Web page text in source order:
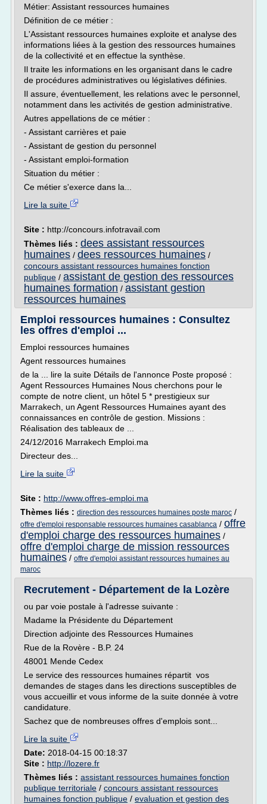
Métier: Assistant ressources humaines
Définition de ce métier :
L'Assistant ressources humaines exploite et analyse des
informations liées à la gestion des ressources humaines
de la collectivité et en effectue la synthèse.
Il traite les informations en les organisant dans le cadre
de procédures administratives ou législatives définies.
Il assure, éventuellement, les relations avec le personnel,
notamment dans les activités de gestion administrative.
Autres appellations de ce métier :
- Assistant carrières et paie
- Assistant de gestion du personnel
- Assistant emploi-formation
Situation du métier :
Ce métier s'exerce dans la...
Lire la suite
Site : http://concours.infotravail.com
Thèmes liés : dees assistant ressources
humaines / dees ressources humaines /
concours assistant ressources humaines fonction
publique / assistant de gestion des ressources
humaines formation / assistant gestion
ressources humaines
Emploi ressources humaines : Consultez
les offres d'emploi ...
Emploi ressources humaines
Agent ressources humaines
de la ... lire la suite Détails de l'annonce Poste proposé :
Agent Ressources Humaines Nous cherchons pour le
compte de notre client, un hôtel 5 * prestigieux sur
Marrakech, un Agent Ressources Humaines ayant des
connaissances en contrôle de gestion. Missions :
Réalisation des tableaux de ...
24/12/2016 Marrakech Emploi.ma
Directeur des...
Lire la suite
Site : http://www.offres-emploi.ma
Thèmes liés : direction des ressources humaines poste maroc /
offre d'emploi responsable ressources humaines casablanca / offre
d'emploi charge des ressources humaines /
offre d'emploi charge de mission ressources
humaines / offre d'emploi assistant ressources humaines au
maroc
Recrutement - Département de la Lozère
ou par voie postale à l'adresse suivante :
Madame la Présidente du Département
Direction adjointe des Ressources Humaines
Rue de la Rovère - B.P. 24
48001 Mende Cedex
Le service des ressources humaines répartit vos
demandes de stages dans les directions susceptibles de
vous accueillir et vous informe de la suite donnée à votre
candidature.
Sachez que de nombreuses offres d'emplois sont...
Lire la suite
Date: 2018-04-15 00:18:37
Site : http://lozere.fr
Thèmes liés : assistant ressources humaines fonction
publique territoriale / concours assistant ressources
humaines fonction publique / evaluation et gestion des